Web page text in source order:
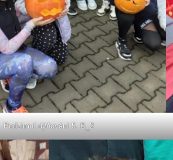
Podzimní dýňování 5. B_2